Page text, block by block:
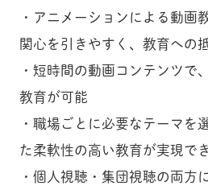
・アニメーションによる動画
関心を引きやすく、教育への
・短時間の動画コンテンツで
教育が可能
・職場ごとに必要なテーマを
た柔軟性の高い教育が実現で
・個人視聴・集団視聴の両方